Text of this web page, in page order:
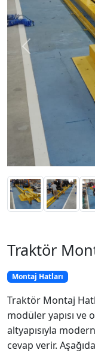
Önceki
Traktör
Montaj Hatları
Traktör Montaj
modüler yapısı
altyapısıyla
cevap verir.